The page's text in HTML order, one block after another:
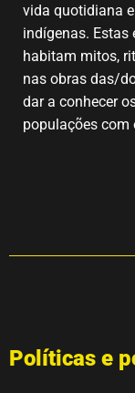
vida quotidiana
indígenas. Estas
habitam mitos,
nas obras das/
dar a conhecer
populações com
Políticas e